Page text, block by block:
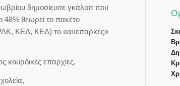
δημοσίευσε γκάλοπ που
θεωρεί το πακέτο
ΚΕΔ, ΚΕΔ) το «ανεπαρκές»
κουρδικές επαρχίες,